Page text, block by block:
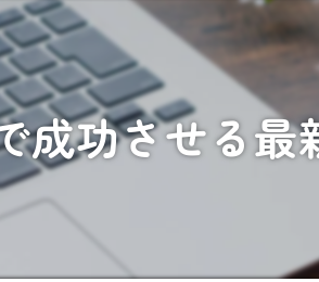
戸
マ
土
査
成功させる最